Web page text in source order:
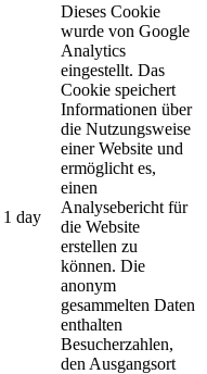
1 day
Dieses Cookie
wurde von Google
Analytics
eingestellt. Das
Cookie speichert
Informationen über
die Nutzungsweise
einer Website und
ermöglicht es,
einen
Analysebericht für
die Website
erstellen zu
können. Die
anonym
gesammelten Daten
enthalten
Besucherzahlen,
den Ausgangsort